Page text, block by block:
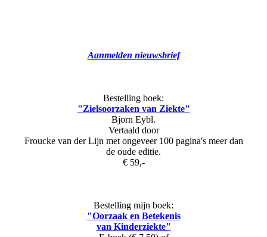
Aanmelden nieuwsbrief
Bestelling boek:
"Zielsoorzaken van Ziekte"
Bjorn Eybl.
Vertaald door
Froucke van der Lijn met ongeveer 100 pagina's meer dan
de oude editie.
€ 59,-
Bestelling mijn boek:
"Oorzaak en Betekenis
van Kinderziekte"